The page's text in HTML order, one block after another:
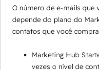
O número de e-mails que
depende do plano do
contatos que você
Marketing Hub
vezes o nível de